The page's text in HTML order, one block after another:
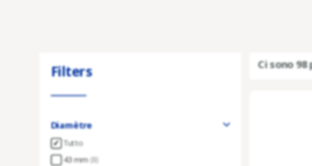
Filters
Diamètre
Tutto
43 mm(8)
Ci sono